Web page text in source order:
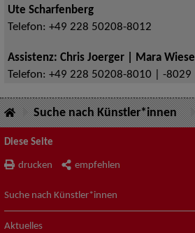
Ute Scharfenberg
Telefon: +49 228 50208-8012
Assistenz: Chris Joerger | Mara Wiese
Telefon: +49 228 50208-8010 | -8029
Suche nach Künstler*innen
Diese Seite
drucken empfehlen
Suche nach Künstler*innen
Aktuelles